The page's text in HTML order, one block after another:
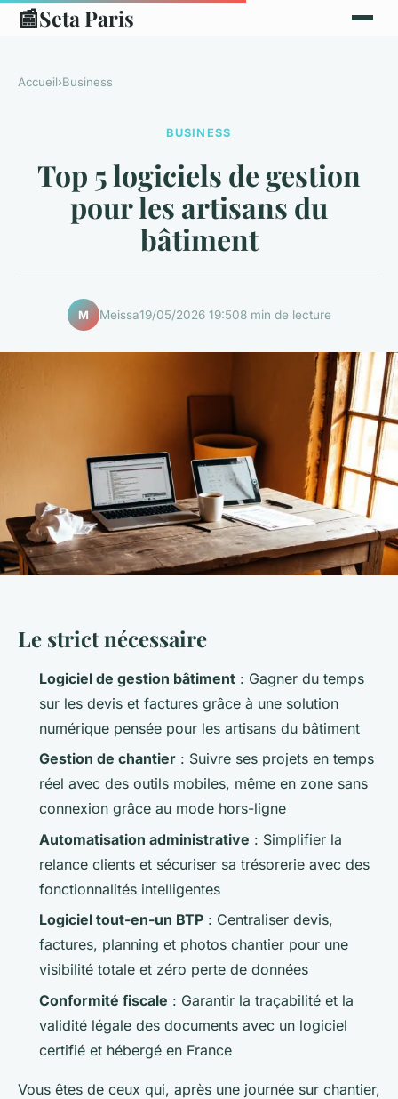
📰Seta Paris
Accueil›Business
BUSINESS
Top 5 logiciels de gestion
pour les artisans du
bâtiment
M Meissa19/05/2026 19:508 min de lecture
Le strict nécessaire
Logiciel de gestion bâtiment : Gagner du temps
sur les devis et factures grâce à une solution
numérique pensée pour les artisans du bâtiment
Gestion de chantier : Suivre ses projets en temps
réel avec des outils mobiles, même en zone sans
connexion grâce au mode hors-ligne
Automatisation administrative : Simplifier la
relance clients et sécuriser sa trésorerie avec des
fonctionnalités intelligentes
Logiciel tout-en-un BTP : Centraliser devis,
factures, planning et photos chantier pour une
visibilité totale et zéro perte de données
Conformité fiscale : Garantir la traçabilité et la
validité légale des documents avec un logiciel
certifié et hébergé en France
Vous êtes de ceux qui, après une journée sur chantier,